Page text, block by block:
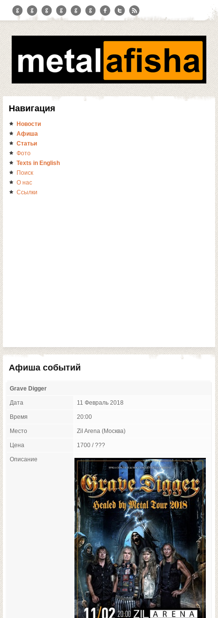
Навигация
Новости
Афиша
Статьи
Фото
Texts in English
Поиск
О нас
Ссылки
Афиша событий
Grave Digger
Дата 11 Февраль 2018
Время 20:00
Место Zil Arena (Москва)
Цена 1700 / ???
Описание